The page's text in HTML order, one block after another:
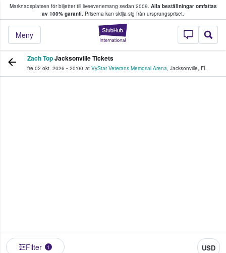
Marknadsplatsen för biljetter till liveevenemang sedan 2009. Alla beställningar omfattas
av 100% garanti. Priserna kan skilja sig från ursprungspriset.
StubHub – där
Meny
köper och säljer biljetter.
Zach TopJacksonville Tickets
fre 02 okt. 2026 • 20:00 at VyStar Veterans Memorial Arena, Jacksonville, FL
Filter 1 USD